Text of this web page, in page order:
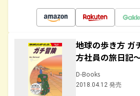
地球の歩き方 ガ
方社員の旅日記
D-Books
2018.04.12 発売